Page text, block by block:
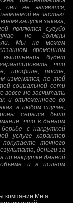
они не являются,
её частью.
запуска заказа,
являются сугубо
не должны
Мы не можем
временном
будет
что
профиле, посте,
изменятся, по той
социальной сети
вовсе не засчитать
и отложенного во
в любом случае,
сервиса были
что в данном
с накруткой
услуге характер
точного
деньги за
по накрутке данной
и в полном
компании Meta